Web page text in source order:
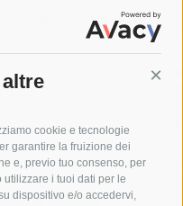
cookie e tecnologie
garantire la fruizione dei
e, previo tuo consenso, per
i tuoi dati per le
dispositivo e/o accedervi,
Bivacchi e rifiuti